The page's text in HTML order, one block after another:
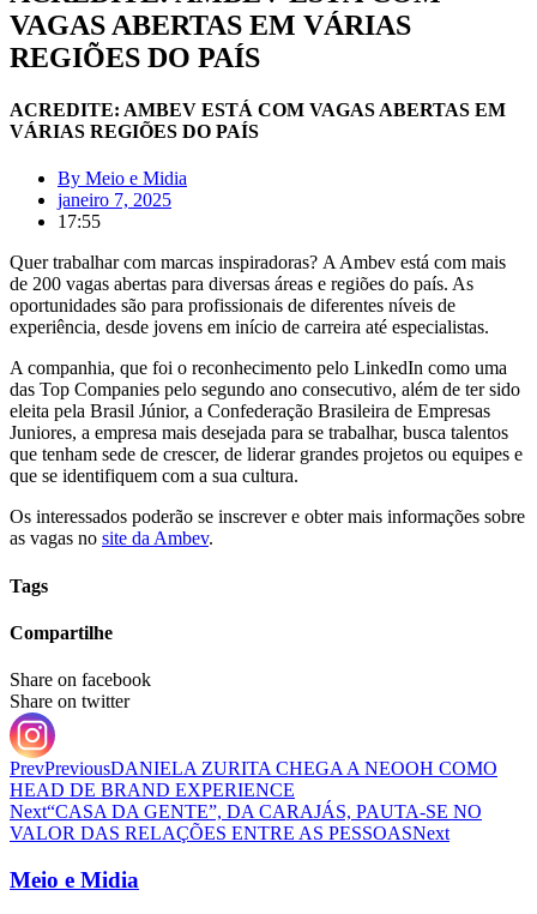
VAGAS ABERTAS EM VÁRIAS
REGIÕES DO PAÍS
ACREDITE: AMBEV ESTÁ COM VAGAS ABERTAS EM
VÁRIAS REGIÕES DO PAÍS
By Meio e Midia
janeiro 7, 2025
17:55
Quer trabalhar com marcas inspiradoras? A Ambev está com mais
de 200 vagas abertas para diversas áreas e regiões do país. As
oportunidades são para profissionais de diferentes níveis de
experiência, desde jovens em início de carreira até especialistas.
A companhia, que foi o reconhecimento pelo LinkedIn como uma
das Top Companies pelo segundo ano consecutivo, além de ter sido
eleita pela Brasil Júnior, a Confederação Brasileira de Empresas
Juniores, a empresa mais desejada para se trabalhar, busca talentos
que tenham sede de crescer, de liderar grandes projetos ou equipes e
que se identifiquem com a sua cultura.
Os interessados poderão se inscrever e obter mais informações sobre
as vagas no site da Ambev.
Tags
Compartilhe
Share on facebook
Share on twitter
PrevPreviousDANIELA ZURITA CHEGA A NEOOH COMO
HEAD DE BRAND EXPERIENCE
Next“CASA DA GENTE”, DA CARAJÁS, PAUTA-SE NO
VALOR DAS RELAÇÕES ENTRE AS PESSOASNext
Meio e Midia